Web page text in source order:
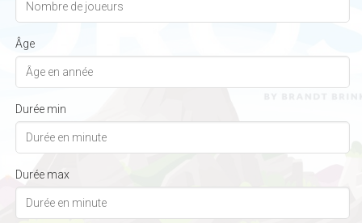
Âge
Durée min
Durée max